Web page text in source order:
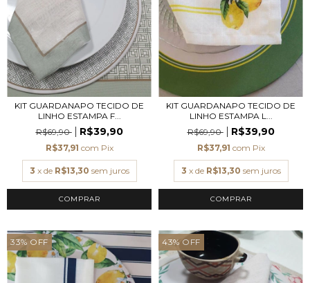
KIT GUARDANAPO TECIDO DE
LINHO ESTAMPA F...
R$69,90
R$39,90
R$37,91 com Pix
3 x de R$13,30 sem juros
KIT GUARDANAPO TECIDO DE
LINHO ESTAMPA L...
R$69,90
R$39,90
R$37,91 com Pix
3 x de R$13,30 sem juros
33% OFF 43% OFF